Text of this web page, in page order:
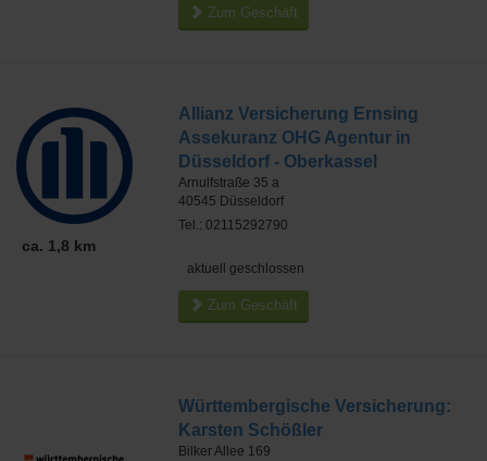
Zum Geschäft
ca. 1,8 km
Allianz Versicherung Ernsing
Assekuranz OHG Agentur in
Düsseldorf - Oberkassel
Arnulfstraße 35 a
40545 Düsseldorf
Tel.: 02115292790
aktuell geschlossen
Zum Geschäft
Württembergische Versicherung:
Karsten Schößler
Bilker Allee 169